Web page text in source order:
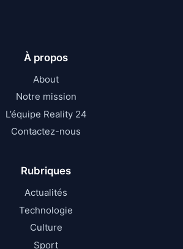
À propos
About
Notre mission
L’équipe Reality 24
Contactez-nous
Rubriques
Actualités
Technologie
Culture
Sport